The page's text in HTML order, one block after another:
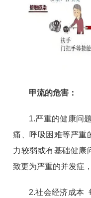
甲流的危害：
1.严重的健康问
痛、呼吸困难等严重
力较弱或有基础健康
致更为严重的并发症
2.社会经济成本